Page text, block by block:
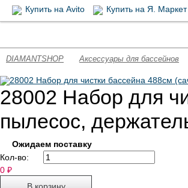
Купить на Avito
Купить на Я. Маркет
DIAMANTSHOP Аксессуары для бассейнов
28002 Набор для
пылесос,
Ожидаем поставку
Кол-во:
0 ₽